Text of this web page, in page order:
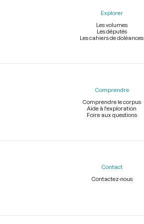
Explorer
Les volumes
Les députés
Les cahiers de doléances
Comprendre
Comprendre le corpus
Aide à l'exploration
Foire aux questions
Contact
Contactez-nous
Légal